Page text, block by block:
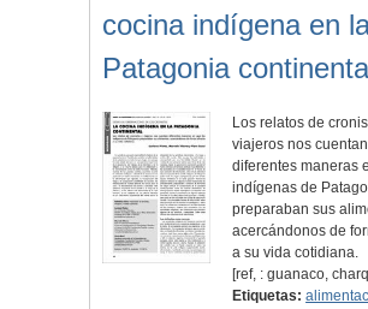
cocina indígena en
Patagonia
Los relatos de
viajeros nos cuentan
diferentes maneras
indígenas de
preparaban sus
acercándonos de
a su vida cotidiana.
[ref, : guanaco,
Etiquetas: